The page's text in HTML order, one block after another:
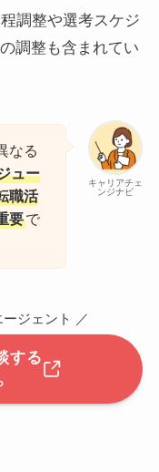
調整や選考スケジ
調整も含まれてい
キャリアチェ
ンジナビ
なる
ュー
職活
要で
ジェント ／
する